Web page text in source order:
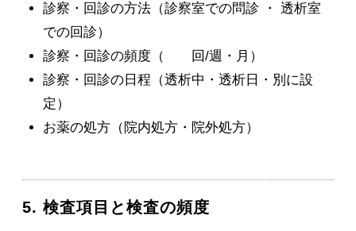
診察・回診の方法（診察室での問診 ・ 透析室
での回診）
診察・回診の頻度（ 回/週・月）
診察・回診の日程（透析中・透析日・別に設
定）
お薬の処方（院内処方・院外処方）
5. 検査項目と検査の頻度